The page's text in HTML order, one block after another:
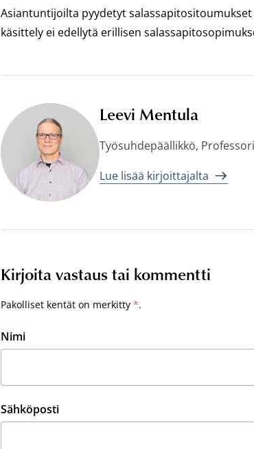
Asiantuntijoilta pyydetyt
käsittely ei edellytä erillisen
Leevi Mentula
Työsuhdepäällikkö,
Lue lisää kirjoittajalta
Kirjoita vastaus tai kommentti
Pakolliset kentät on merkitty *.
Nimi
Sähköposti